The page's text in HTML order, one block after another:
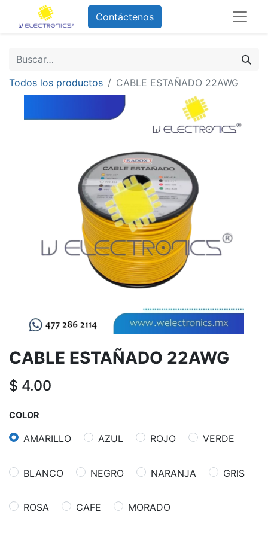
Contáctenos
Todos los productos CABLE ESTAÑADO 22AWG
CABLE ESTAÑADO 22AWG
$ 4.00
COLOR
AMARILLO AZUL ROJO VERDE
BLANCO NEGRO NARANJA GRIS
ROSA CAFE MORADO